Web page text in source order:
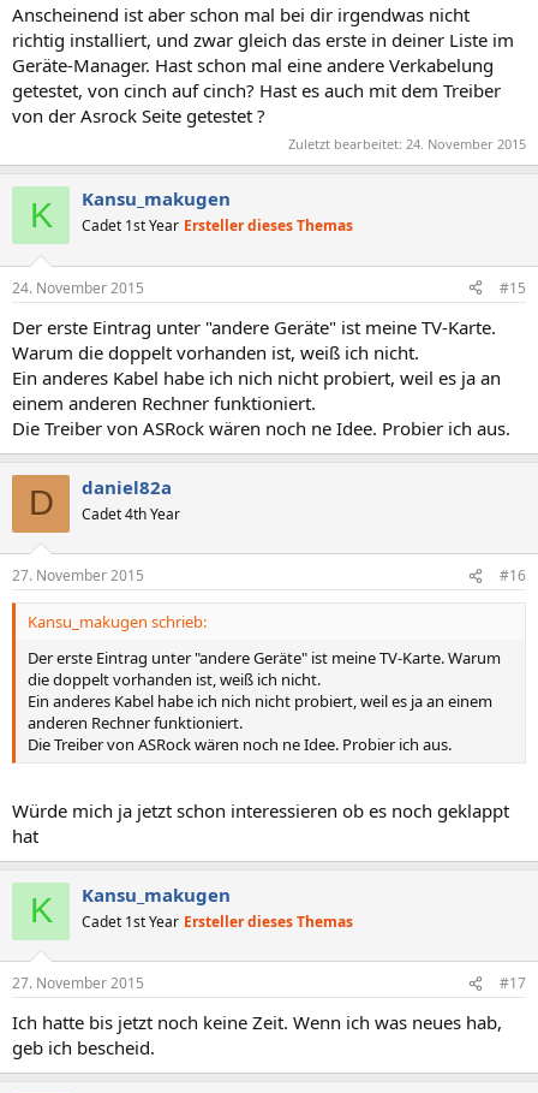
Anscheinend ist aber schon mal bei dir irgendwas nicht
richtig installiert, und zwar gleich das erste in deiner Liste im
Geräte-Manager. Hast schon mal eine andere Verkabelung
getestet, von cinch auf cinch? Hast es auch mit dem Treiber
von der Asrock Seite getestet ?
Zuletzt bearbeitet: 24. November 2015
K Kansu_makugen
Cadet 1st Year Ersteller dieses Themas
24. November 2015 #15
Der erste Eintrag unter "andere Geräte" ist meine TV-Karte.
Warum die doppelt vorhanden ist, weiß ich nicht.
Ein anderes Kabel habe ich nich nicht probiert, weil es ja an
einem anderen Rechner funktioniert.
Die Treiber von ASRock wären noch ne Idee. Probier ich aus.
D daniel82a
Cadet 4th Year
27. November 2015 #16
Kansu_makugen schrieb:
Der erste Eintrag unter "andere Geräte" ist meine TV-Karte. Warum
die doppelt vorhanden ist, weiß ich nicht.
Ein anderes Kabel habe ich nich nicht probiert, weil es ja an einem
anderen Rechner funktioniert.
Die Treiber von ASRock wären noch ne Idee. Probier ich aus.
Würde mich ja jetzt schon interessieren ob es noch geklappt
hat
K Kansu_makugen
Cadet 1st Year Ersteller dieses Themas
27. November 2015 #17
Ich hatte bis jetzt noch keine Zeit. Wenn ich was neues hab,
geb ich bescheid.